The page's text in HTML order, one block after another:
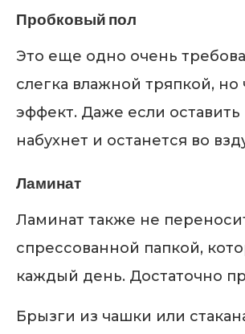
Пробковый пол
Это еще одно очень
слегка влажной тряпкой,
эффект. Даже если
набухнет и останется во
Ламинат
Ламинат также не
спрессованной папкой,
каждый день. Достаточно
Брызги из чашки или